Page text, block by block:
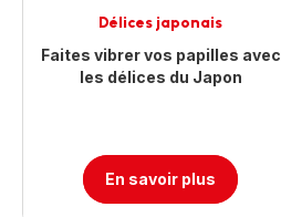
Délices japonais
Faites vibrer vos papilles avec
les délices du Japon
En savoir plus